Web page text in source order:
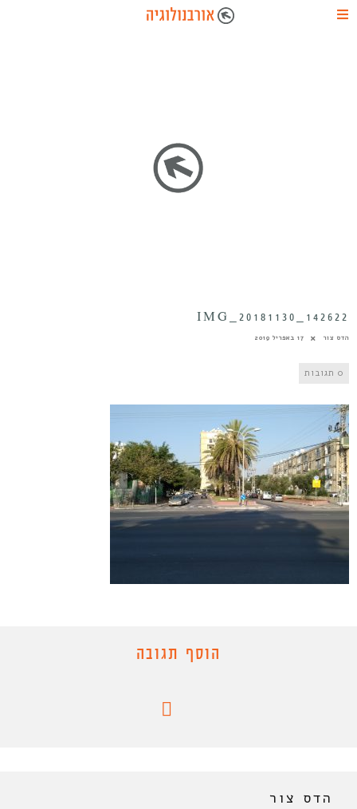
IMG_20181130_142622
הדס צור 17 באפריל 2019
0 תגובות
הוסף תגובה
הדס צור